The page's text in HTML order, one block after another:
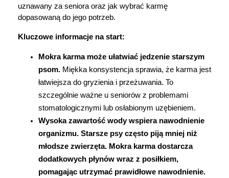
uznawany za seniora oraz jak wybrać karmę
dopasowaną do jego potrzeb.
Kluczowe informacje na start:
Mokra karma może ułatwiać jedzenie starszym
psom. Miękka konsystencja sprawia, że karma jest
łatwiejsza do gryzienia i przeżuwania. To
szczególnie ważne u seniorów z problemami
stomatologicznymi lub osłabionym uzębieniem.
Wysoka zawartość wody wspiera nawodnienie
organizmu. Starsze psy często piją mniej niż
młodsze zwierzęta. Mokra karma dostarcza
dodatkowych płynów wraz z posiłkiem,
pomagając utrzymać prawidłowe nawodnienie.